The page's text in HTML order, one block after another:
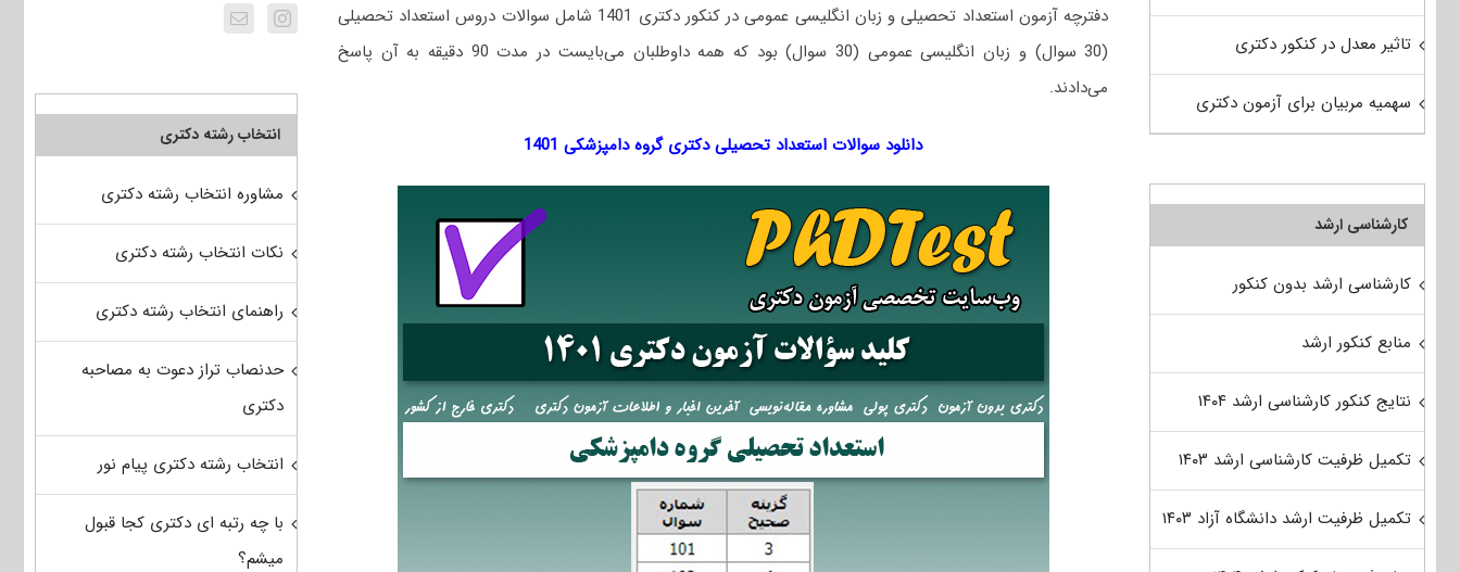
دفترچه آزمون استعداد تحصیلی و زبان انگلیسی عمومی در کنکور دکتری 1401 شامل سوالات دروس استعداد تحصیلی
(30 سوال) و زبان انگلیسی عمومی (30 سوال) بود که همه داوطلبان می‌بایست در مدت 90 دقیقه به آن پاسخ
می‌دادند.
دانلود سوالات استعداد تحصیلی دکتری گروه دامپزشکی 1401 انتخاب رشته دکتری
مشاوره انتخاب رشته دکتری
نکات انتخاب رشته دکتری
راهنمای انتخاب رشته دکتری
حدنصاب تراز دعوت به مصاحبه
دکتری
انتخاب رشته دکتری پیام نور
با چه رتبه ای دکتری کجا قبول
میشم؟
تاثیر معدل در کنکور دکتری
سهمیه مربیان برای آزمون دکتری
کارشناسی ارشد
کارشناسی ارشد بدون کنکور
منابع کنکور ارشد
نتایج کنکور کارشناسی ارشد ۱۴۰۴
تکمیل ظرفیت کارشناسی ارشد ۱۴۰۳
تکمیل ظرفیت ارشد دانشگاه آزاد ۱۴۰۳